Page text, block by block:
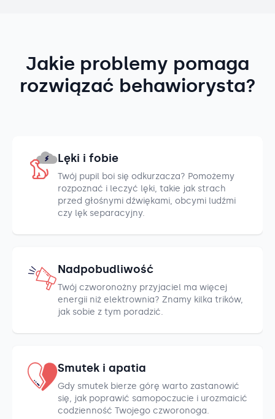
Jakie problemy pomaga
rozwiązać behawiorysta?
Lęki i fobie
Twój pupil boi się odkurzacza? Pomożemy
rozpoznać i leczyć lęki, takie jak strach
przed głośnymi dźwiękami, obcymi ludźmi
czy lęk separacyjny.
Nadpobudliwość
Twój czworonożny przyjaciel ma więcej
energii niż elektrownia? Znamy kilka trików,
jak sobie z tym poradzić.
Smutek i apatia
Gdy smutek bierze górę warto zastanowić
się, jak poprawić samopoczucie i urozmaicić
codzienność Twojego czworonoga.